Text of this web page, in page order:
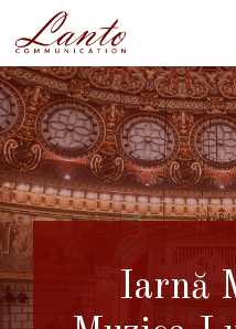
la
conținut
Iarnă